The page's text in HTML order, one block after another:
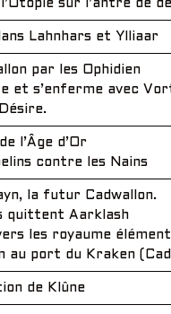
sur l’antre de
Lahnhars et Ylliaar
par les Ophidien
et s’enferme avec
l’Âge d’Or
contre les Nains
la futur Cadwallon.
quittent Aarklash
les royaume
au port du Kraken
de Klûne